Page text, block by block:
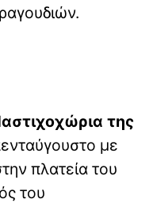
της
με
πλατεία του
του